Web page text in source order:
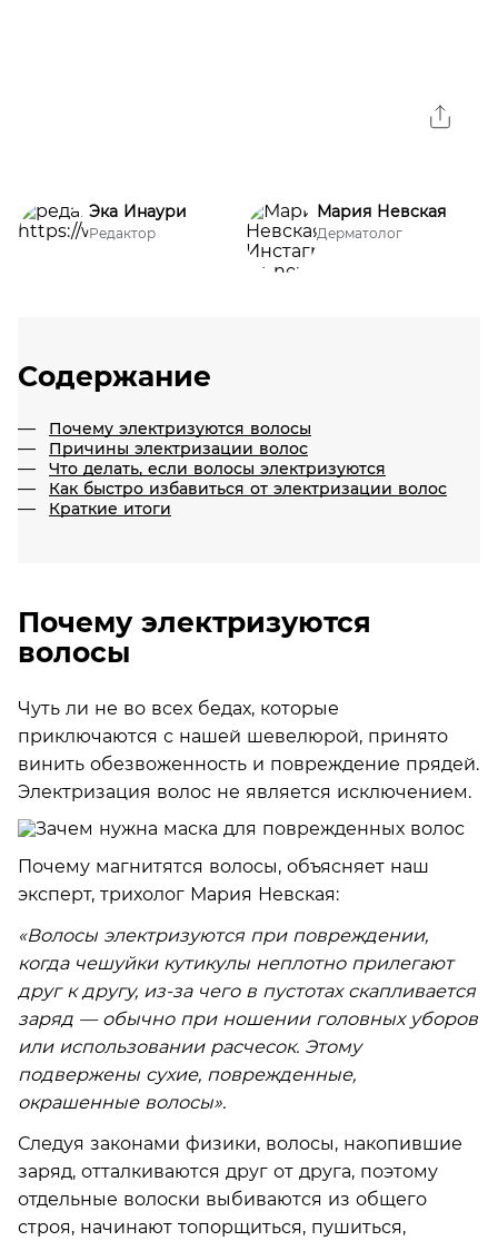
Эка Инаури
Редактор
Мария Невская
Дерматолог
Содержание
Почему электризуются волосы
Причины электризации волос
Что делать, если волосы электризуются
Как быстро избавиться от электризации волос
Краткие итоги
Почему электризуются
волосы
Чуть ли не во всех бедах, которые
приключаются с нашей шевелюрой, принято
винить обезвоженность и повреждение прядей.
Электризация волос не является исключением.
Почему магнитятся волосы, объясняет наш
эксперт, трихолог Мария Невская:
«Волосы электризуются при повреждении,
когда чешуйки кутикулы неплотно прилегают
друг к другу, из-за чего в пустотах скапливается
заряд — обычно при ношении головных уборов
или использовании расчесок. Этому
подвержены сухие, поврежденные,
окрашенные волосы».
Следуя законами физики, волосы, накопившие
заряд, отталкиваются друг от друга, поэтому
отдельные волоски выбиваются из общего
строя, начинают топорщиться, пушиться,